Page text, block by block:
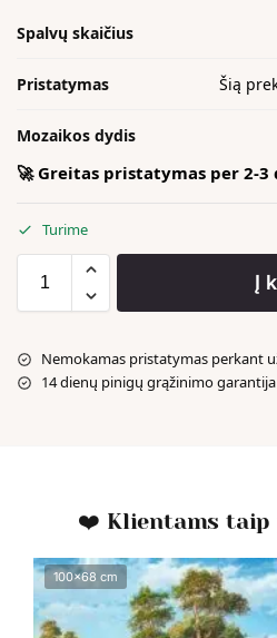
Spalvų skaičius
Pristatymas Šią
Mozaikos dydis
🚀 Greitas pristatymas per 2-3
Turime
Į
Nemokamas pristatymas perkant
14 dienų pinigų grąžinimo garantija
❤️ Klientams
100x68 cm